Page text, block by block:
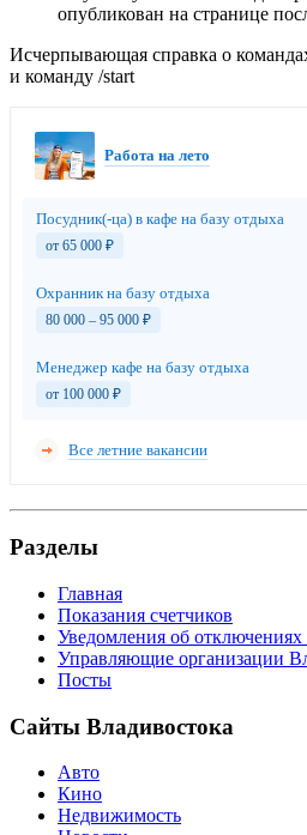
опубликован на странице
Исчерпывающая справка о
и команду /start
Работа на лето
Посудник(-ца) в кафе на базу отдыха
от 65 000 ₽
Охранник на базу отдыха
80 000 – 95 000 ₽
Менеджер кафе на базу отдыха
от 100 000 ₽
Все летние вакансии
Разделы
Главная
Показания счетчиков
Уведомления об
Управляющие организации
Посты
Сайты Владивостока
Авто
Кино
Недвижимость